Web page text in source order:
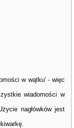
w wątku' - więc
wiadomości w
nagłówków jest